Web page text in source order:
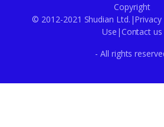
Copyright
© 2012-2021 Shudian Ltd.|
Use | Contact us
- All rights